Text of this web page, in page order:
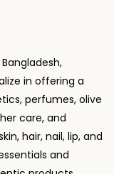
in offering a
perfumes, olive
care, and
hair, nail, lip, and
and